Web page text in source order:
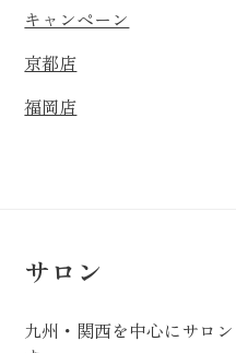
キャンペーン
京都店
福岡店
サロン
九州・関西を中心にサロ